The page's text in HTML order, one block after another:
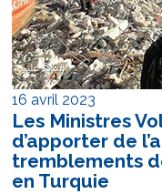
16 avril 2023
Les Ministres
d’apporter de
tremblements
en Turquie